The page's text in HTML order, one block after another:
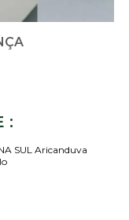
:
SUL Aricanduva